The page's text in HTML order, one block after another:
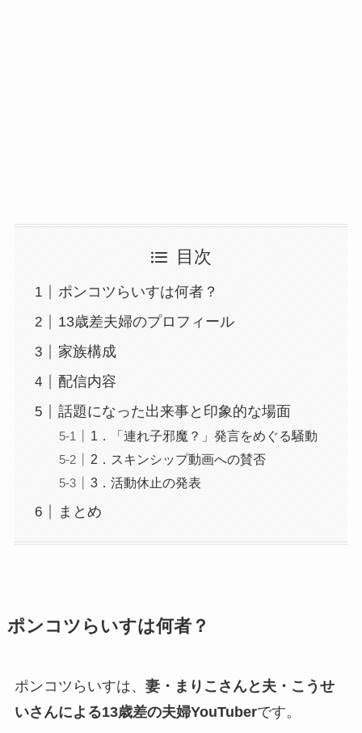
目次
ポンコツらいすは何者？
13歳差夫婦のプロフィール
家族構成
配信内容
話題になった出来事と印象的な場面
1．「連れ子邪魔？」発言をめぐる騒動
2．スキンシップ動画への賛否
3．活動休止の発表
まとめ
ポンコツらいすは何者？
ポンコツらいすは、 妻・まりこさんと夫・こうせ
いさんによる13歳差の夫婦YouTuberです。